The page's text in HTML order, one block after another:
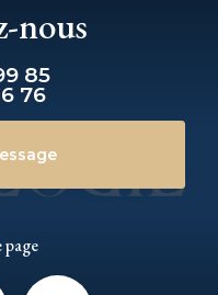
nous
85
76
page